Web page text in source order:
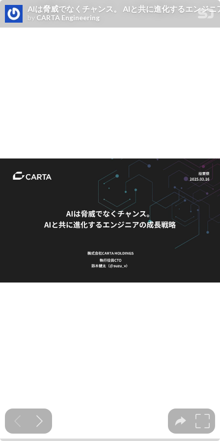
AIは脅威でなくチャンス。 AIと共に進化するエンジ
by CARTA Engineering